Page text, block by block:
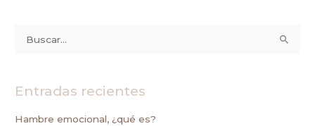
c
a
Entradas recientes
Hambre emocional, ¿qué es?